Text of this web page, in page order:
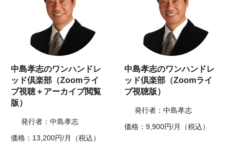
中島孝志のワンハンドレ
ッド倶楽部（Zoomライ
ブ視聴＋アーカイブ閲覧
版）
発行者：中島孝志
価格：13,200円/月（税込）
中島孝志のワンハンドレ
ッド倶楽部（Zoomライ
ブ視聴版）
発行者：中島孝志
価格：9,900円/月（税込）